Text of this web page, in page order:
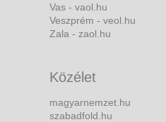
Vas - vaol.hu
Veszprém - veol.hu
Zala - zaol.hu
Közélet
magyarnemzet.hu
szabadfold.hu